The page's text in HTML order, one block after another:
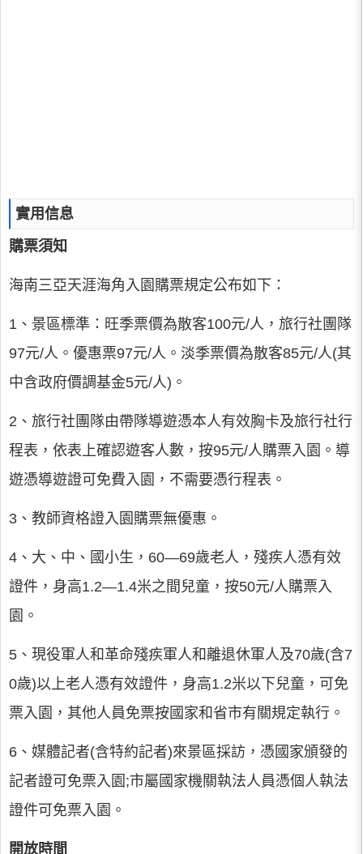
實用信息
購票須知
海南三亞天涯海角入園購票規定公布如下：
1、景區標準：旺季票價為散客100元/人，旅行社團隊
97元/人。優惠票97元/人。淡季票價為散客85元/人(其
中含政府價調基金5元/人)。
2、旅行社團隊由帶隊導遊憑本人有效胸卡及旅行社行
程表，依表上確認遊客人數，按95元/人購票入園。導
遊憑導遊證可免費入園，不需要憑行程表。
3、教師資格證入園購票無優惠。
4、大、中、國小生，60—69歲老人，殘疾人憑有效
證件，身高1.2—1.4米之間兒童，按50元/人購票入
園。
5、現役軍人和革命殘疾軍人和離退休軍人及70歲(含7
0歲)以上老人憑有效證件，身高1.2米以下兒童，可免
票入園，其他人員免票按國家和省市有關規定執行。
6、媒體記者(含特約記者)來景區採訪，憑國家頒發的
記者證可免票入園;市屬國家機關執法人員憑個人執法
證件可免票入園。
開放時間